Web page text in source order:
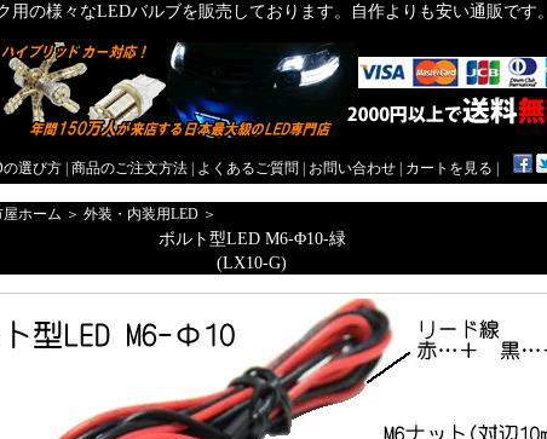
の様々なLEDバルブを販売しております。自作よりも安い通販です。
の選び方 商品のご注文方法 よくあるご質問 お問い合わせ カートを見る
ホーム ＞ 外装・内装用LED ＞
ボルト型LED M6-Φ10-緑
(LX10-G)